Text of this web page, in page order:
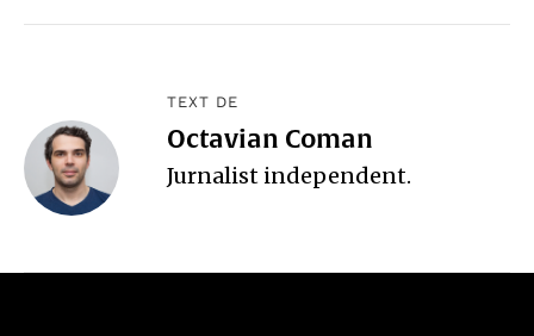
TEXT DE
Octavian Coman
Jurnalist independent.